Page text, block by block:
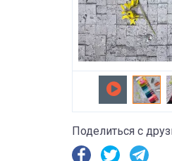
Поделиться с